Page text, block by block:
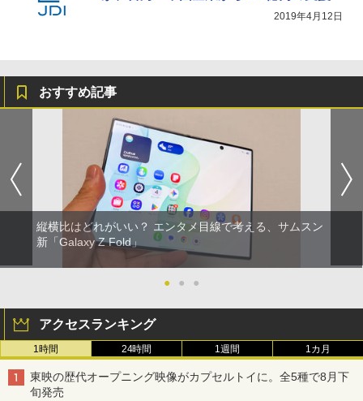
2019年4月12日
おすすめ記事
縦横比はどれがいい？ エンタメ目線で考える、サムスン
新「Galaxy Z Fold」
● ● ●
アクセスランキング
1時間 24時間 1週間 1カ月
東映の歴代オープニング映像がカプセルトイに。全5種で8月下
旬発売